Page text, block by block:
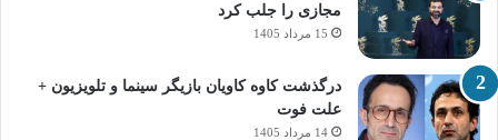
مجازی را جلب کرد
15 مرداد 1405
درگذشت کاوه کاویان بازیگر سینما و تلویزیون +
علت فوت
14 مرداد 1405